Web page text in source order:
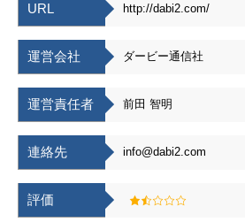
URL http://dabi2.com/
運営会社 ダービー通信社
運営責任者 前田 智明
連絡先 info@dabi2.com
評価